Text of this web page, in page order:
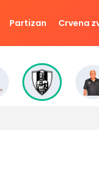
Partizan Crvena